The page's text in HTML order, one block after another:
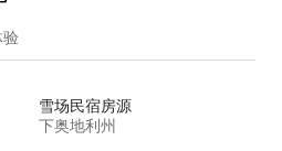
雪场民宿房源
下奥地利州